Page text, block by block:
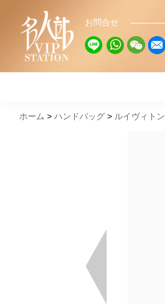
お問合せ
ホーム ハンドバッグ ルイヴィトン